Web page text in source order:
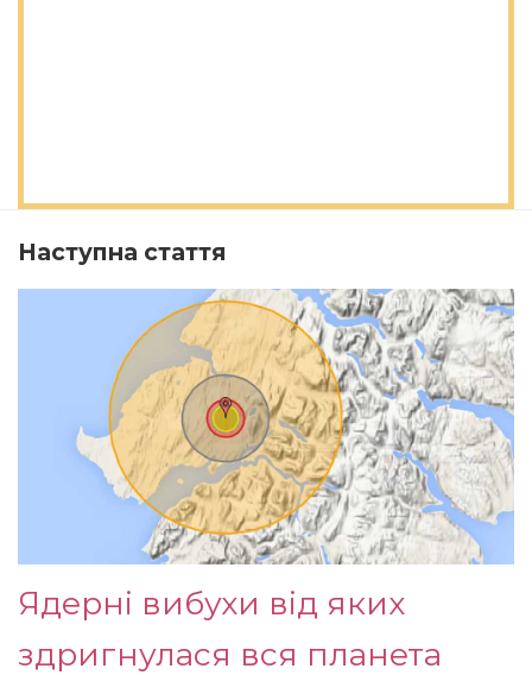
Наступна стаття
Ядерні вибухи від яких
здригнулася вся планета